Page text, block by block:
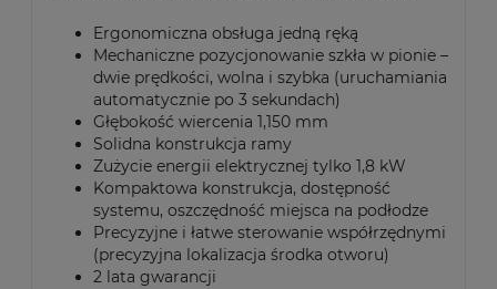
Ergonomiczna obsługa jedną ręką
Mechaniczne pozycjonowanie szkła w pionie –
dwie prędkości, wolna i szybka (uruchamiania
automatycznie po 3 sekundach)
Głębokość wiercenia 1,150 mm
Solidna konstrukcja ramy
Zużycie energii elektrycznej tylko 1,8 kW
Kompaktowa konstrukcja, dostępność
systemu, oszczędność miejsca na podłodze
Precyzyjne i łatwe sterowanie współrzędnymi
(precyzyjna lokalizacja środka otworu)
2 lata gwarancji